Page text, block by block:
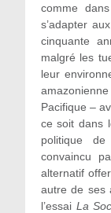
comme
s’adapter
cinquante
malgré les
leur
Pacifique –
ce soit dans
politique
convaincu
alternatif
autre de ses
l’essai La